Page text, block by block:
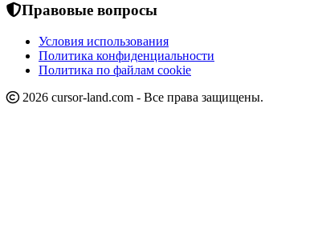
Правовые вопросы
Условия использования
Политика конфиденциальности
Политика по файлам cookie
2026 cursor-land.com - Все права защищены.